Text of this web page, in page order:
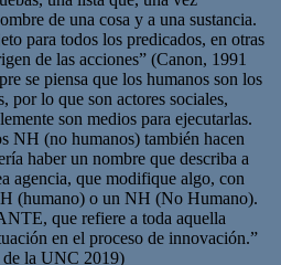
de una cosa y a una sustancia.
para todos los predicados, en otras
de las acciones” (Canon, 1991
se piensa que los humanos son los
por lo que son actores sociales,
son medios para ejecutarlas.
NH (no humanos) también hacen
haber un nombre que describa a
agencia, que modifique algo, con
(humano) o un NH (No Humano).
que refiere a toda aquella
en el proceso de innovación.”
la UNC 2019)